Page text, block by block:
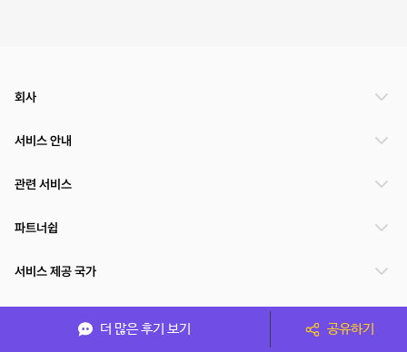
더 많은 후기 보기 공유하기
회사
서비스 안내
관련 서비스
파트너쉽
서비스 제공 국가
(주)NSPACE 사업자정보